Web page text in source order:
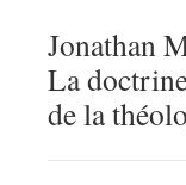
Jonathan
La
de la